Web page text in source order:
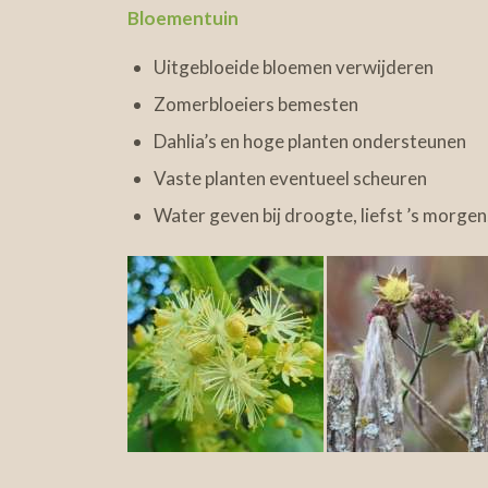
Bloementuin
Uitgebloeide bloemen verwijderen
Zomerbloeiers bemesten
Dahlia’s en hoge planten ondersteunen
Vaste planten eventueel scheuren
Water geven bij droogte, liefst ’s